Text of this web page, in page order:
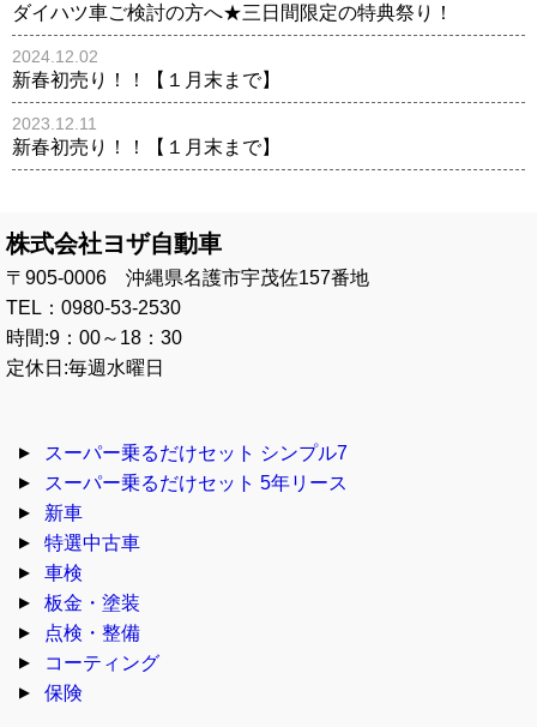
ダイハツ車ご検討の方へ★三日間限定の特典祭り！
2024.12.02
新春初売り！！【１月末まで】
2023.12.11
新春初売り！！【１月末まで】
株式会社ヨザ自動車
〒905-0006 沖縄県名護市宇茂佐157番地
TEL：0980-53-2530
時間:9：00～18：30
定休日:毎週水曜日
スーパー乗るだけセット シンプル7
スーパー乗るだけセット 5年リース
新車
特選中古車
車検
板金・塗装
点検・整備
コーティング
保険